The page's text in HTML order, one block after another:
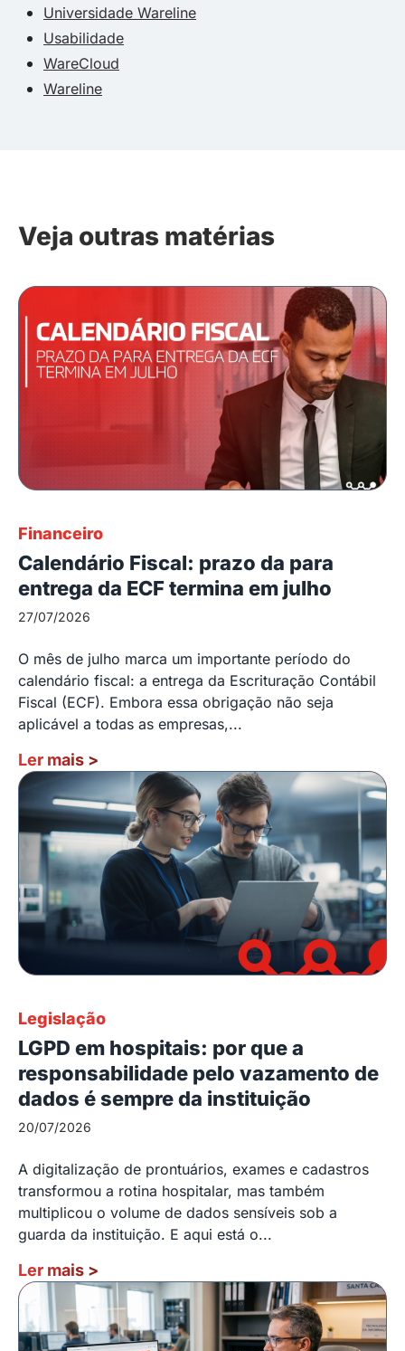
Universidade Wareline
Usabilidade
WareCloud
Wareline
Veja outras matérias
Financeiro
Calendário Fiscal: prazo da para
entrega da ECF termina em julho
27/07/2026
O mês de julho marca um importante período do
calendário fiscal: a entrega da Escrituração Contábil
Fiscal (ECF). Embora essa obrigação não seja
aplicável a todas as empresas,...
Ler mais >
Legislação
LGPD em hospitais: por que a
responsabilidade pelo vazamento de
dados é sempre da instituição
20/07/2026
A digitalização de prontuários, exames e cadastros
transformou a rotina hospitalar, mas também
multiplicou o volume de dados sensíveis sob a
guarda da instituição. E aqui está o...
Ler mais >